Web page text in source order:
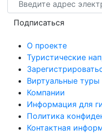
Подписаться
О проекте
Туристические
Виртуальные туры
Компании
Информация для
Политика
Контактная